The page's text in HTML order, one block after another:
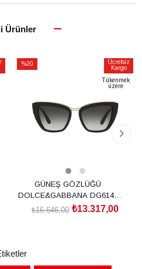
Ürünler
%20
Ücretsiz
Kargo
Tükenmek
üzere
GÜNEŞ GÖZLÜĞÜ
DOLCE&GABBANA DG6144
501/8G54₺13.317,00
₺16.646,00